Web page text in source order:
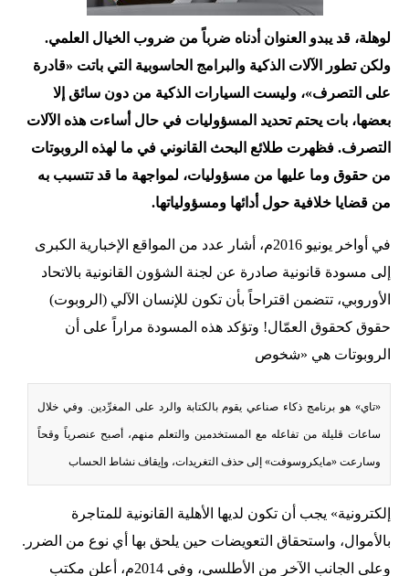
لوهلة، قد يبدو العنوان أدناه ضرباً من ضروب الخيال العلمي.
ولكن تطور الآلات الذكية والبرامج الحاسوبية التي باتت «قادرة
على التصرف»، وليست السيارات الذكية من دون سائق إلا
بعضها، بات يحتم تحديد المسؤوليات في حال أساءت هذه الآلات
التصرف. فظهرت طلائع البحث القانوني في ما لهذه الروبوتات
من حقوق وما عليها من مسؤوليات، لمواجهة ما قد تتسبب به
من قضايا خلافية حول أدائها ومسؤولياتها.
في أواخر يونيو 2016م، أشار عدد من المواقع الإخبارية الكبرى
إلى مسودة قانونية صادرة عن لجنة الشؤون القانونية بالاتحاد
الأوروبي، تتضمن اقتراحاً بأن تكون للإنسان الآلي (الروبوت)
حقوق كحقوق العمّال! وتؤكد هذه المسودة مراراً على أن
الروبوتات هي «شخوص
«تاي» هو برنامج ذكاء صناعي يقوم بالكتابة والرد على المغرِّدين. وفي خلال
ساعات قليلة من تفاعله مع المستخدمين والتعلم منهم، أصبح عنصرياً وقحاً
وسارعت «مايكروسوفت» إلى حذف التغريدات، وإيقاف نشاط الحساب
إلكترونية» يجب أن تكون لديها الأهلية القانونية للمتاجرة
بالأموال، واستحقاق التعويضات حين يلحق بها أي نوع من الضرر.
وعلى الجانب الآخر من الأطلسي، وفي 2014م، أعلن مكتب